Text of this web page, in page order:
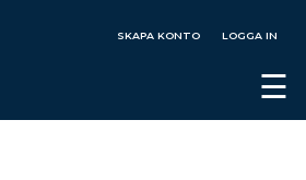
SKAPA KONTO LOGGA IN
☰